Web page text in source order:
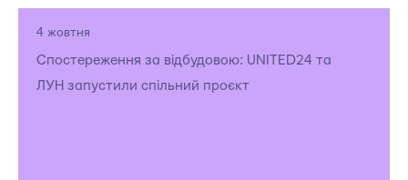
4 жовтня
Спостереження за відбудовою: UNITED24 та
ЛУН запустили спільний проєкт